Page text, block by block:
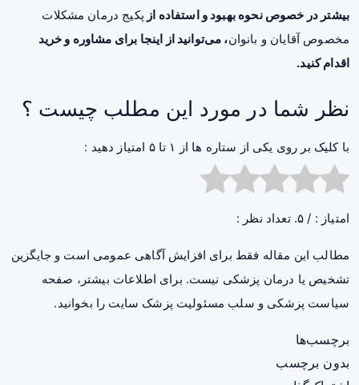
بیشتر در خصوص نحوه بهبود و استفاده از پکیج درمان مشکلات
مخصوص آقایان و بانوان، می‌توانید از اینجا برای مشاوره و خرید
اقدام کنید.
نظر شما در مورد این مطلب چیست ؟
با کلیک بر روی یکی از ستاره ها از ۱ تا ۵ امتیاز دهید :
امتیاز : / ۵. تعداد نظر :
مطالب این مقاله فقط برای افزایش آگاهی عمومی است و جایگزین
تشخیص یا درمان پزشکی نیست. برای اطلاعات بیشتر، صفحه
سیاست پزشکی و سلب مسئولیت پزشک سایت را بخوانید.
برچسب‌ها
بدون برچسب